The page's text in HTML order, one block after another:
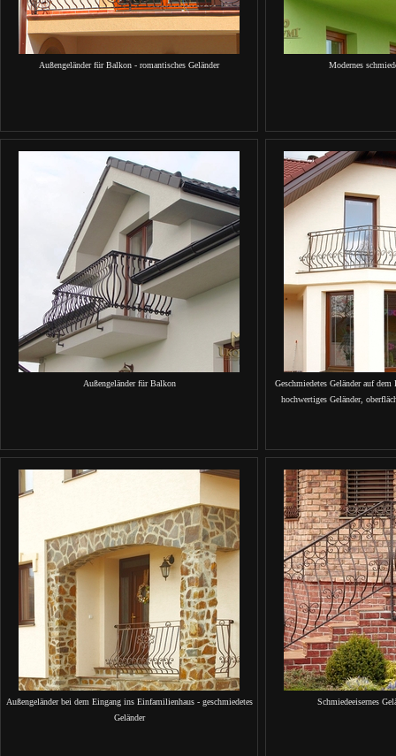
Außengeländer für Balkon - romantisches Geländer Modernes
Außengeländer für Balkon
Geschmiedetes Geländer auf
hochwertiges Geländer,
Außengeländer bei dem Eingang ins Einfamilienhaus - geschmiedetes
Geländer
Schmiedeeisernes